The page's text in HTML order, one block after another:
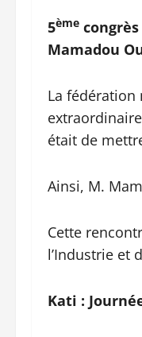
5ème
Mamadou
La fédération
était de
Ainsi, M.
Cette
l’Industrie et
Kati :